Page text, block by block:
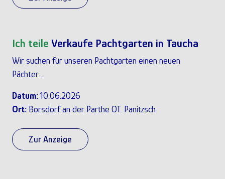
Ich teileVerkaufe Pachtgarten in Taucha
Wir suchen für unseren Pachtgarten einen neuen
Pächter...
Datum: 10.06.2026
Ort: Borsdorf an der Parthe OT. Panitzsch
Zur Anzeige